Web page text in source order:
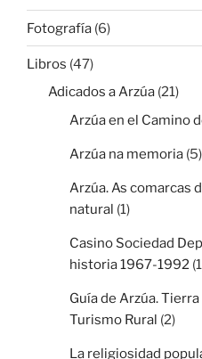
Fotografía (6)
Libros (47)
Adicados a Arzúa (21)
Arzúa en el Camino
Arzúa na memoria (5)
Arzúa. As comarcas
natural (1)
Casino Sociedad
historia 1967-1992
Guía de Arzúa.
Turismo Rural (2)
La religiosidad